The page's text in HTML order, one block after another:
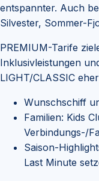
entspannter. Auch
Silvester, Sommer-
PREMIUM-Tarife
Inklusivleistungen
LIGHT/CLASSIC
Wunschschiff
Familien: Kids
Verbindungs-/
Saison-
Last Minute